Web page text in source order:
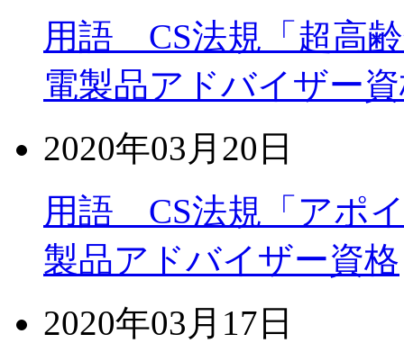
用語 CS法規「超高
電製品アドバイザー
2020年03月20日
用語 CS法規「アポ
製品アドバイザー資格
2020年03月17日